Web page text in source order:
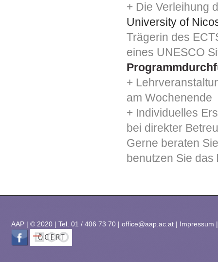
+ Die Verleihung
University of
Trägerin des
eines UNESCO
+
am Wochenende
+ Individuelles
bei direkter
Gerne beraten
benutzen Sie das
AAP | © 2020 | Tel. 01 / 406 73 70 | office@aap.ac.at | Impressum